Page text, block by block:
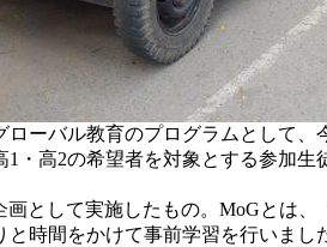
ーバル教育のプログラムとして
・高2の希望者を対象とする参加
として実施したもの。MoGとは
時間をかけて事前学習を行いまし